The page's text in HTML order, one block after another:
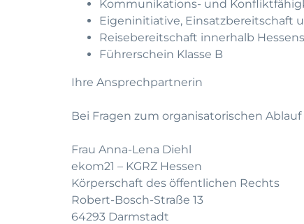
Kommunikations- und
Eigeninitiative, Einsatzbereitschaft
Reisebereitschaft innerhalb Hessens
Führerschein Klasse B
Ihre Ansprechpartnerin
Bei Fragen zum organisatorischen
Frau Anna-Lena Diehl
ekom21 – KGRZ Hessen
Körperschaft des öffentlichen Rechts
Robert-Bosch-Straße 13
64293 Darmstadt